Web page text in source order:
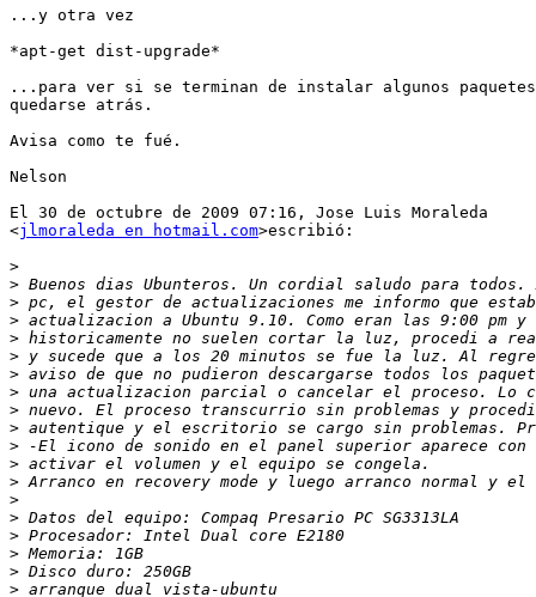
...y otra vez
*apt-get dist-upgrade*
...para ver si se terminan de instalar algunos paquetes
quedarse atrás.
Avisa como te fué.
Nelson
El 30 de octubre de 2009 07:16, Jose Luis Moraleda
<jlmoraleda en hotmail.com>escribió:
>
>
>
>
>
>
>
>
>
>
>
>
>
>
>
>
>
>
>